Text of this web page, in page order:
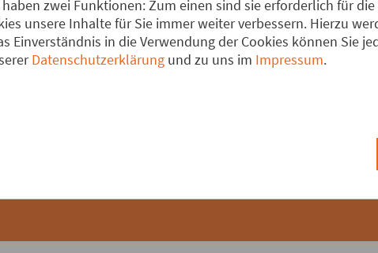
einem Videobeitrag
zwei Funktionen: Zum einen sind sie erforderlich für
unsere Inhalte für Sie immer weiter verbessern. Hierzu
Einverständnis in die Verwendung der Cookies können Sie
Datenschutzerklärung und zu uns im Impressum.